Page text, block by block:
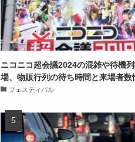
ニコニコ超会議2024の混雑や待機
場、物販行列の待ち時間と来場者数
フェスティバル